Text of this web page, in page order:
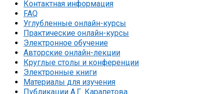
Контактная информация
FAQ
Углубленные онлайн-курсы
Практические онлайн-курсы
Электронное обучение
Авторские онлайн-лекции
Круглые столы и конференции
Электронные книги
Материалы для изучения
Публикации А.Г. Карапетова